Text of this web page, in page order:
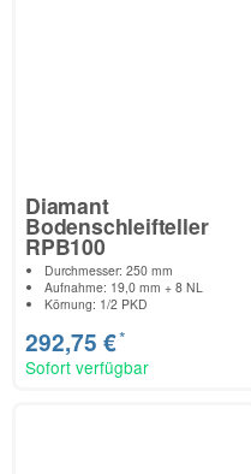
Diamant
Bodenschleifteller
RPB100
Durchmesser: 250 mm
Aufnahme: 19,0 mm + 8 NL
Körnung: 1/2 PKD
292,75 €*
Sofort verfügbar